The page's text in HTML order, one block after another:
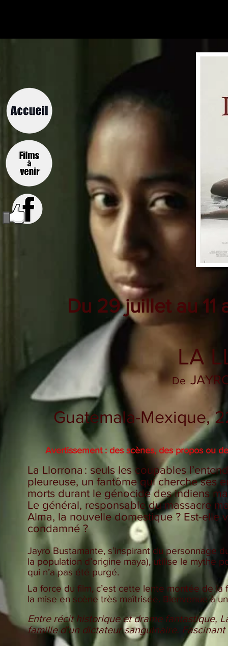
LA
De
Guatemala-Mexique,
Avertissement : des scènes, des propos ou
La Llorrona : seuls les coupables
pleureuse, un fantôme qui cherche ses
morts durant le génocide des indiens
Le général, responsable du massacre
Alma, la nouvelle domestique ? Est-elle
condamné ?
Jayro Bustamante, s’inspirant du personnage
la population d’origine maya), utilise le mythe p
qui n’a pas été purgé.
La force du film, c’est cette lente montée de
la mise en scène très maîtrisée. Bienvenue à
Entre récit historique et drame fantastique,
famille d’un dictateur sanguinaire.
Du 29 juillet au 11